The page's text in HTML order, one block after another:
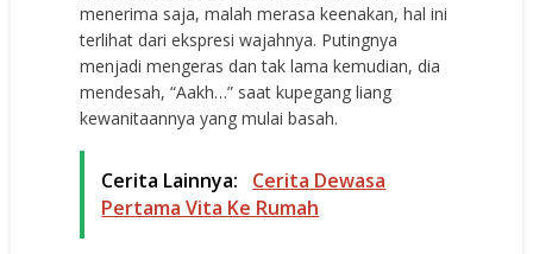
menerima saja, malah merasa keenakan, hal ini
terlihat dari ekspresi wajahnya. Putingnya
menjadi mengeras dan tak lama kemudian, dia
mendesah, “Aakh…” saat kupegang liang
kewanitaannya yang mulai basah.
Cerita Lainnya:
Cerita Dewasa
Pertama Vita Ke Rumah